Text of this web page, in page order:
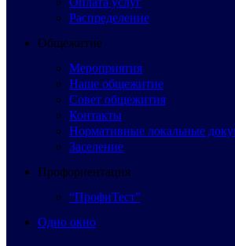
Распределение
Общежитие
Мероприятия
Наше общежитие
Совет общежития
Контакты
Нормативные локальные
Заселение
Профориентация
“ПрофиТест”
Одно окно